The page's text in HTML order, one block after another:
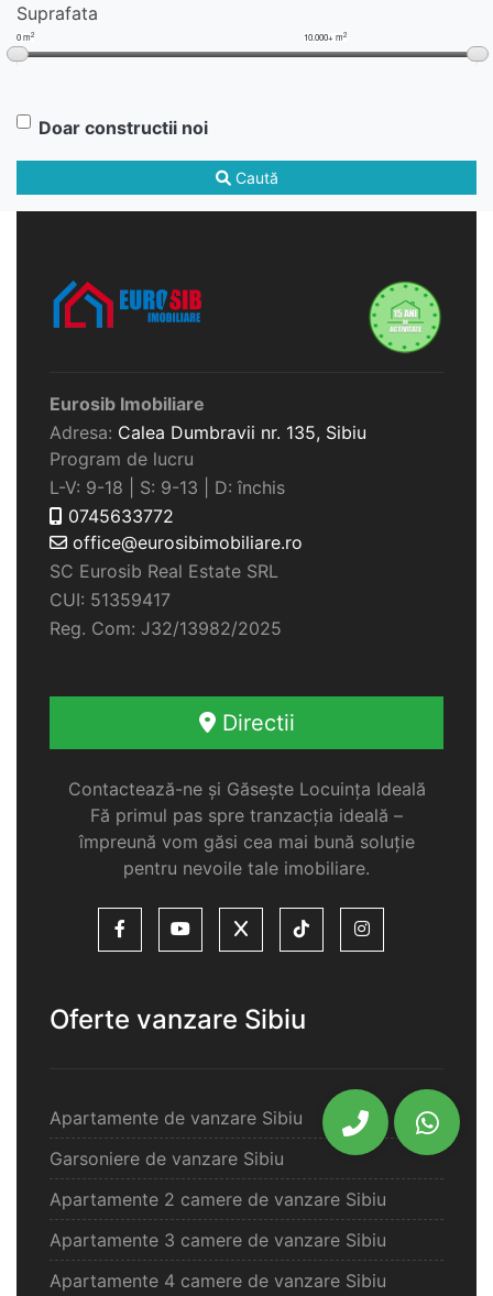
Suprafata
0 m2 10.000+ m2
Doar constructii noi
Caută
Eurosib Imobiliare
Adresa: Calea Dumbravii nr. 135, Sibiu
Program de lucru
L-V: 9-18 | S: 9-13 | D: închis
0745633772
office@eurosibimobiliare.ro
SC Eurosib Real Estate SRL
CUI: 51359417
Reg. Com: J32/13982/2025
Directii
Contactează-ne și Găsește Locuința Ideală
Fă primul pas spre tranzacția ideală –
împreună vom găsi cea mai bună soluție
pentru nevoile tale imobiliare.
Oferte vanzare Sibiu
Apartamente de vanzare Sibiu
Garsoniere de vanzare Sibiu
Apartamente 2 camere de vanzare Sibiu
Apartamente 3 camere de vanzare Sibiu
Apartamente 4 camere de vanzare Sibiu